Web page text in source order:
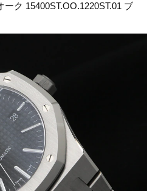
ーク 15400ST.OO.1220ST.01 ブ